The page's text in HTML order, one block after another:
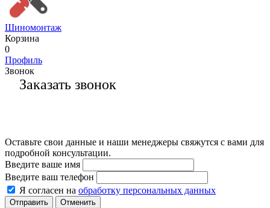
Шиномонтаж
Корзина
0
Профиль
Звонок
Заказать звонок
Оставьте свои данные и наши менеджеры свяжутся с вами для
подробной консультации.
Введите ваше имя
Введите ваш телефон
Я согласен на обработку персональных данных
Отменить